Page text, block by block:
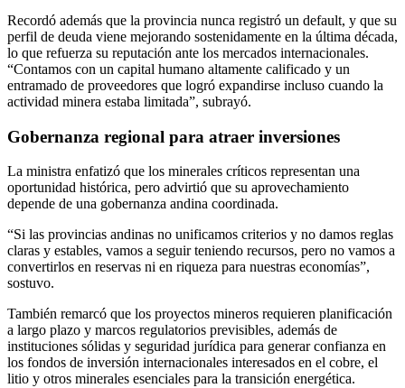
Recordó además que la provincia nunca registró un default, y que su
perfil de deuda viene mejorando sostenidamente en la última década,
lo que refuerza su reputación ante los mercados internacionales.
“Contamos con un capital humano altamente calificado y un
entramado de proveedores que logró expandirse incluso cuando la
actividad minera estaba limitada”, subrayó.
Gobernanza regional para atraer inversiones
La ministra enfatizó que los minerales críticos representan una
oportunidad histórica, pero advirtió que su aprovechamiento
depende de una gobernanza andina coordinada.
“Si las provincias andinas no unificamos criterios y no damos reglas
claras y estables, vamos a seguir teniendo recursos, pero no vamos a
convertirlos en reservas ni en riqueza para nuestras economías”,
sostuvo.
También remarcó que los proyectos mineros requieren planificación
a largo plazo y marcos regulatorios previsibles, además de
instituciones sólidas y seguridad jurídica para generar confianza en
los fondos de inversión internacionales interesados en el cobre, el
litio y otros minerales esenciales para la transición energética.